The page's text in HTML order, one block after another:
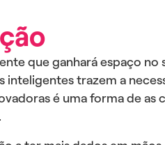
que ganhará espaço
inteligentes trazem a
é uma forma de